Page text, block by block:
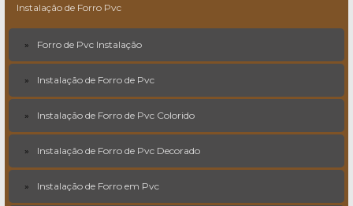
Instalação de Forro Pvc
Forro de Pvc Instalação
Instalação de Forro de Pvc
Instalação de Forro de Pvc Colorido
Instalação de Forro de Pvc Decorado
Instalação de Forro em Pvc